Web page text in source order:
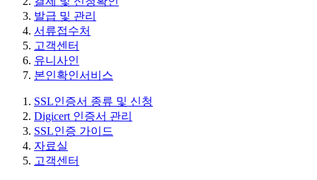
발급 및 관리
서류접수처
고객센터
유니사인
본인확인서비스
SSL인증서 종류 및 신청
Digicert 인증서 관리
SSL인증 가이드
자료실
고객센터